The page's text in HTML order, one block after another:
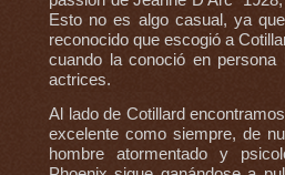
Esto no es algo casual, ya
reconocido que escogió a
cuando la conoció en persona
actrices.
Al lado de Cotillard
excelente como siempre, de
hombre atormentado y